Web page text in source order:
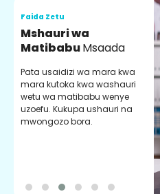
Faida Zetu
Mshauri wa
MatibabuMsaada
Pata usaidizi wa mara kwa
mara kutoka kwa washauri
wetu wa matibabu wenye
uzoefu. Kukupa ushauri na
mwongozo bora.